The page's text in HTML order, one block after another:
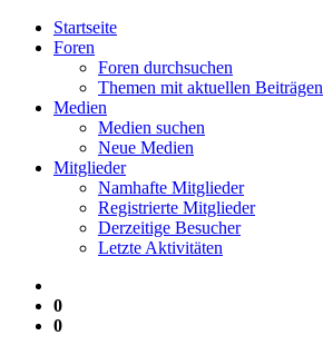
Startseite
Foren
Foren durchsuchen
Themen mit aktuellen Beiträgen
Medien
Medien suchen
Neue Medien
Mitglieder
Namhafte Mitglieder
Registrierte Mitglieder
Derzeitige Besucher
Letzte Aktivitäten
0
0